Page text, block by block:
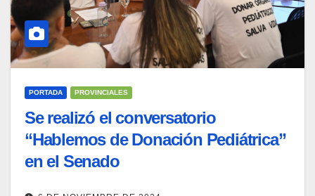
PORTADA PROVINCIALES
Se realizó el conversatorio
“Hablemos de Donación Pediátrica”
en el Senado